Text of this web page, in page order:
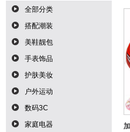
全部分类
搭配潮装
美鞋靓包
手表饰品
护肤美妆
户外运动
数码3C
家庭电器